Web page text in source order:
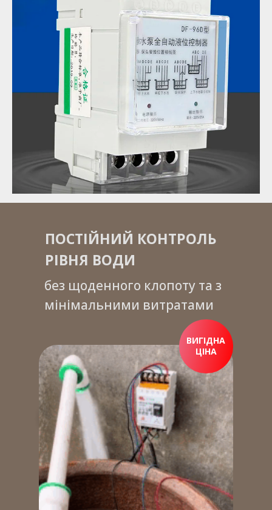
ПРИДБАТИ ЗАРАЗ
ПОСТІЙНИЙ КОНТРОЛЬ
РІВНЯ ВОДИ
без щоденного клопоту та з
мінімальними витратами
ВИГІДНА
ЦІНА